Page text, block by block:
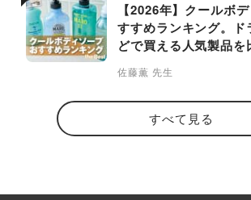
【2026年】クールボ
すすめランキング。ド
どで買える人気製品を
佐藤薫 先生
すべて見る